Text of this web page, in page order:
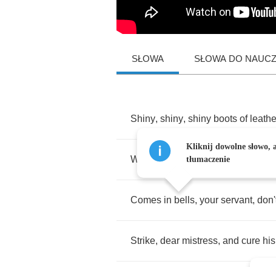
SŁOWA SŁOWA DO
Shiny, shiny, shiny boots of
Whiplash girlchild in the
Comes in bells, your servant,
Strike, dear mistress, and cure his
Kliknij dowolne słowo,
tłumaczenie